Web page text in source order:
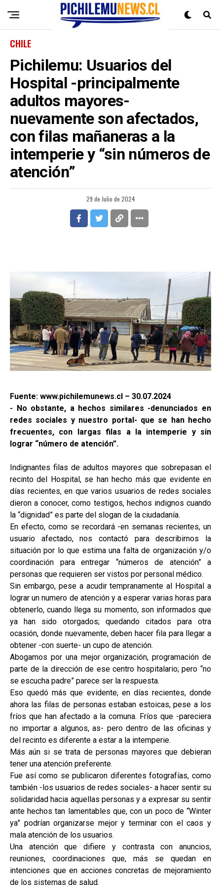
CHILE
Pichilemu: Usuarios del
Hospital -principalmente
adultos mayores-
nuevamente son afectados,
con filas mañaneras a la
intemperie y “sin números de
atención”
29 de Julio de 2024
Fuente: www.pichilemunews.cl – 30.07.2024
- No obstante, a hechos similares -denunciados en
redes sociales y nuestro portal- que se han hecho
frecuentes, con largas filas a la intemperie y sin
lograr “número de atención”.
Indignantes filas de adultos mayores que sobrepasan el
recinto del Hospital, se han hecho más que evidente en
días recientes, en que varios usuarios de redes sociales
dieron a conocer, como testigos, hechos indignos cuando
la “dignidad” es parte del slogan de la ciudadanía.
En efecto, como se recordará -en semanas recientes, un
usuario afectado, nos contactó para describirnos la
situación por lo que estima una falta de organización y/o
coordinación para entregar “números de atención” a
personas que requieren ser vistos por personal médico.
Sin embargo, pese a acudir tempranamente al Hospital a
lograr un numero de atención y a esperar varias horas para
obtenerlo, cuando llega su momento, son informados que
ya han sido otorgados; quedando citados para otra
ocasión, donde nuevamente, deben hacer fila para llegar a
obtener -con suerte- un cupo de atención.
Abogamos por una mejor organización, programación de
parte de la dirección de ese centro hospitalario; pero “no
se escucha padre” parece ser la respuesta.
Eso quedó más que evidente, en días recientes, donde
ahora las filas de personas estaban estoicas, pese a los
fríos que han afectado a la comuna. Fríos que -pareciera
no importar a algunos, as- pero dentro de las oficinas y
del recinto es diferente a estar a la intemperie.
Más aún si se trata de personas mayores que debieran
tener una atención preferente.
Fue así como se publicaron diferentes fotografías, como
también -los usuarios de redes sociales- a hacer sentir su
solidaridad hacia aquellas personas y a expresar su sentir
ante hechos tan lamentables que, con un poco de “Winter
ya” podrían organizarse mejor y terminar con el caos y
mala atención de los usuarios.
Una atención que difiere y contrasta con anuncios,
reuniones, coordinaciones que, más se quedan en
intenciones que en acciones concretas de mejoramiento
de los sistemas de salud.